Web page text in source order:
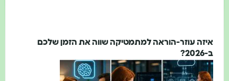
איזה עוזר-הוראה למתמטיקה שווה את הזמן שלכם
ב-2026?